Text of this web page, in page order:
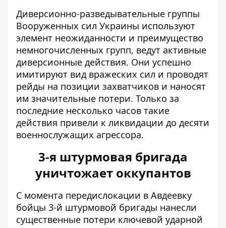
Диверсионно-разведывательные группы
Вооруженных сил Украины используют
элемент неожиданности и преимущество
немногочисленных групп, ведут активные
диверсионные действия. Они успешно
имитируют вид вражеских сил и проводят
рейды на позиции захватчиков и наносят
им значительные потери. Только за
последние несколько часов такие
действия привели к ликвидации до десяти
военнослужащих агрессора.
3-я штурмовая бригада
уничтожает оккупантов
С момента передислокации в Авдеевку
бойцы 3-й штурмовой бригады нанесли
существенные потери ключевой ударной